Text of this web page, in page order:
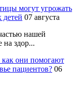
могут угрожать
07 августа
нашей
на здор...
они помогают
пациентов? 06